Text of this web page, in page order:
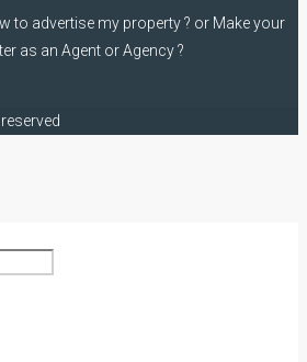
to advertise my property ? or Make your
as an Agent or Agency ?